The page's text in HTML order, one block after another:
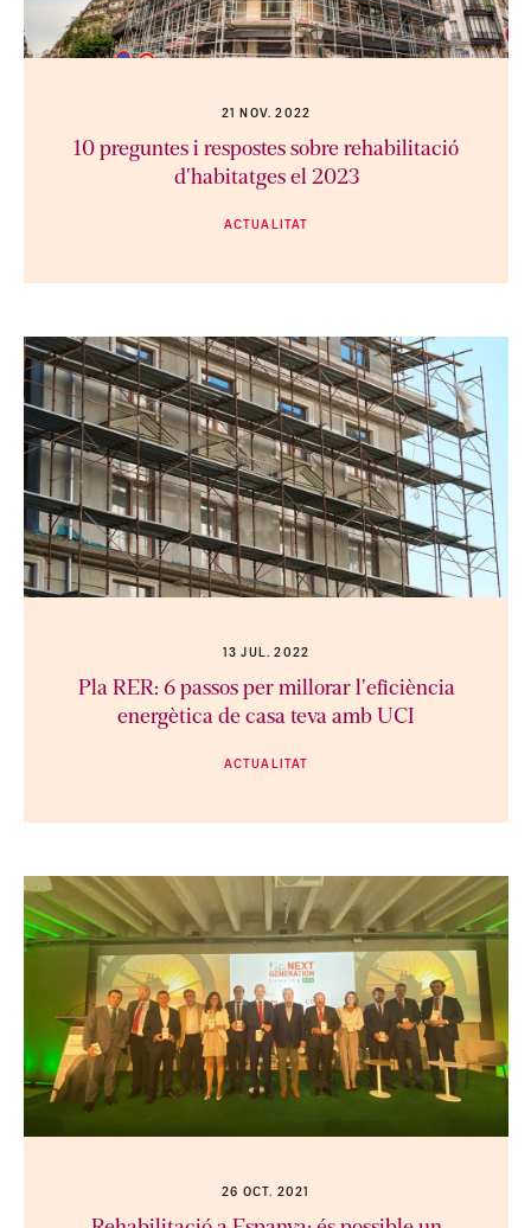
21 NOV. 2022
10 preguntes i respostes sobre rehabilitació
d'habitatges el 2023
ACTUALITAT
13 JUL. 2022
Pla RER: 6 passos per millorar l'eficiència
energètica de casa teva amb UCI
ACTUALITAT
26 OCT. 2021